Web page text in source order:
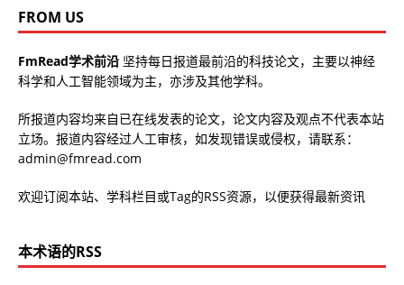
FROM US
FmRead学术前沿 坚持每日报道最前沿的科技论文，主要以神经
科学和人工智能领域为主，亦涉及其他学科。
所报道内容均来自已在线发表的论文，论文内容及观点不代表本站
立场。报道内容经过人工审核，如发现错误或侵权，请联系：
admin@fmread.com
欢迎订阅本站、学科栏目或Tag的RSS资源，以便获得最新资讯
本术语的RSS